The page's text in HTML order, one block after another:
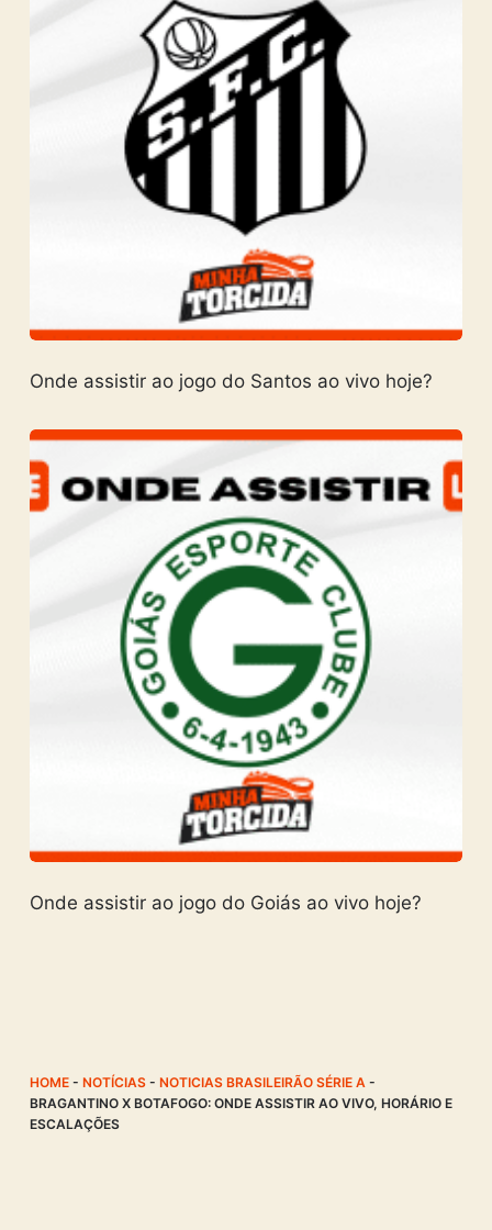
Onde assistir ao jogo do Santos ao vivo hoje?
Onde assistir ao jogo do Goiás ao vivo hoje?
HOME- NOTÍCIAS- NOTICIAS BRASILEIRÃO SÉRIE A -
BRAGANTINO X BOTAFOGO: ONDE ASSISTIR AO VIVO, HORÁRIO E
ESCALAÇÕES